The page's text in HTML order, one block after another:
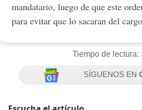
mandatario, luego de que este
para evitar que lo sacaran del
Tiempo de lectura:
SÍGUENOS EN